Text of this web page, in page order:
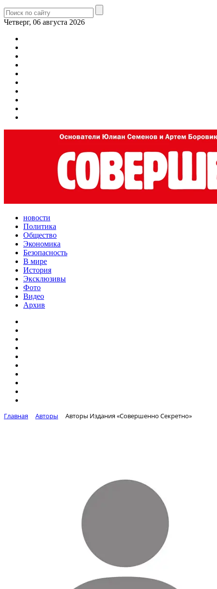
Четверг, 06 августа 2026
новости
Политика
Общество
Экономика
Безопасность
В мире
История
Эксклюзивы
Фото
Видео
Архив
Главная Авторы Авторы Издания «Совершенно Секретно»